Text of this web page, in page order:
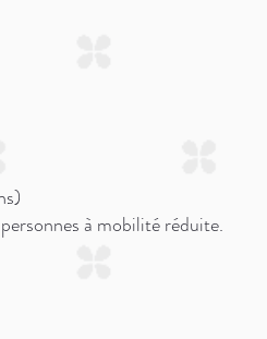
à mobilité réduite.